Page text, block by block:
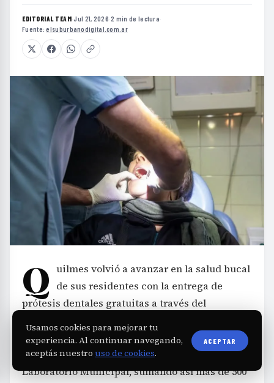
EDITORIAL TEAM·Jul 21, 2026·2 min de lectura·
Fuente:elsuburbanodigital.com.ar
Q uilmes volvió a avanzar en la salud bucal
de sus residentes con la entrega de
prótesis dentales gratuitas a través del
la última jornada, vecinos del distrito recibieron
sus prótesis confeccionadas íntegramente en el
Laboratorio Municipal, sumando así más de 500
Usamos cookies para mejorar tu
experiencia. Al continuar navegando,
aceptás nuestro uso de cookies.
ACEPTAR